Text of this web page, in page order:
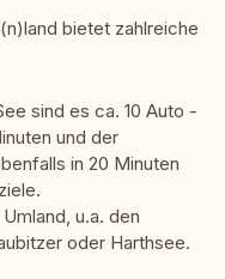
bietet zahlreiche
sind es ca. 10 Auto -
und der
in 20 Minuten
u.a. den
oder Harthsee.